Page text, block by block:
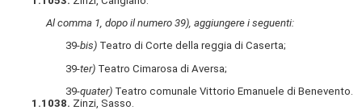
Al comma 1, dopo il numero 39), aggiungere i seguenti:
39-bis) Teatro di Corte della reggia di Caserta;
39-ter) Teatro Cimarosa di Aversa;
39-quater) Teatro comunale Vittorio Emanuele di Benevento.
1.1038. Zinzi, Sasso.